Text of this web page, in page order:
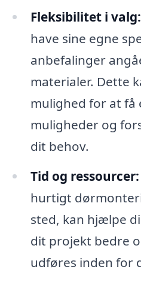
Fleksibilitet i valg:
have sine egne
anbefalinger
materialer. Dette
mulighed for at få
muligheder og
dit behov.
Tid og ressourcer:
hurtigt
sted, kan hjælpe
dit projekt bedre
udføres inden for